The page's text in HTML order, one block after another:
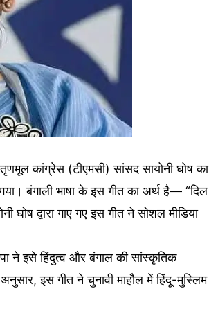
कांग्रेस (टीएमसी) सांसद सायोनी घोष का
बंगाली भाषा के इस गीत का अर्थ है— “दिल
द्वारा गाए गए इस गीत ने सोशल मीडिया
ने इसे हिंदुत्व और बंगाल की सांस्कृतिक
इस गीत ने चुनावी माहौल में हिंदू-मुस्लिम